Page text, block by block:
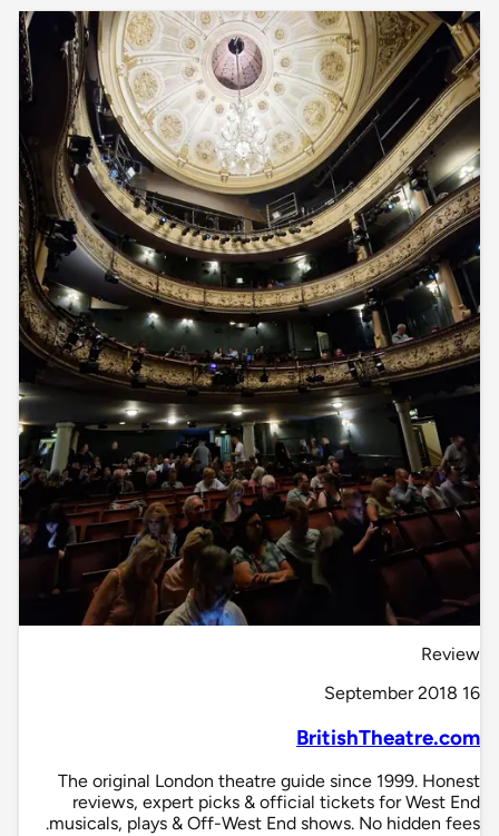
Review
16 September 2018
BritishTheatre.com
The original London theatre guide since 1999. Honest
reviews, expert picks & official tickets for West End
musicals, plays & Off-West End shows. No hidden fees.